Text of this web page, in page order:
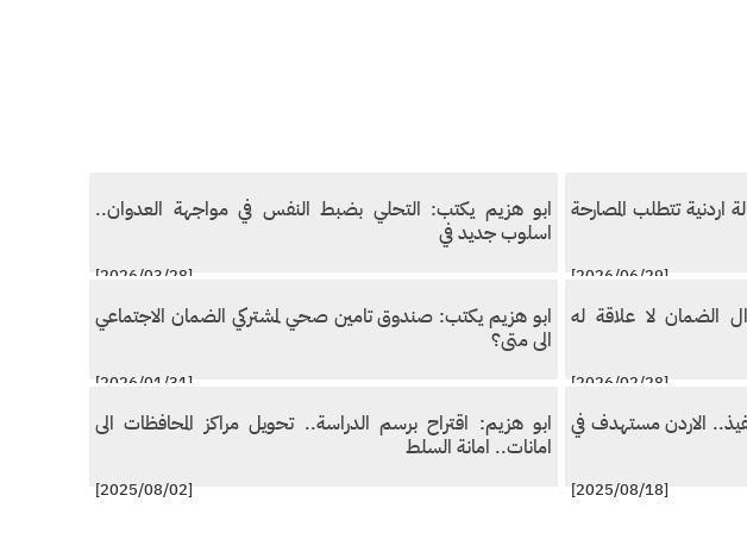
اردنية تتطلب المصارحة
[2026/06/29]
ابو هزيم يكتب: التحلي بضبط النفس في مواجهة العدوان..
اسلوب جديد في
[2026/03/28]
الضمان لا علاقة له
[2026/02/28]
ابو هزيم يكتب: صندوق تامين صحي لمشتركي الضمان الاجتماعي
الى متى؟
[2026/01/31]
الاردن مستهدف في
[2025/08/18]
ابو هزيم: اقتراح برسم الدراسة.. تحويل مراكز المحافظات الى
امانات.. امانة السلط
[2025/08/02]